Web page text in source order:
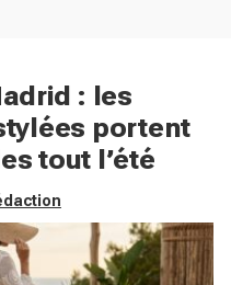
: les
portent
tout l’été